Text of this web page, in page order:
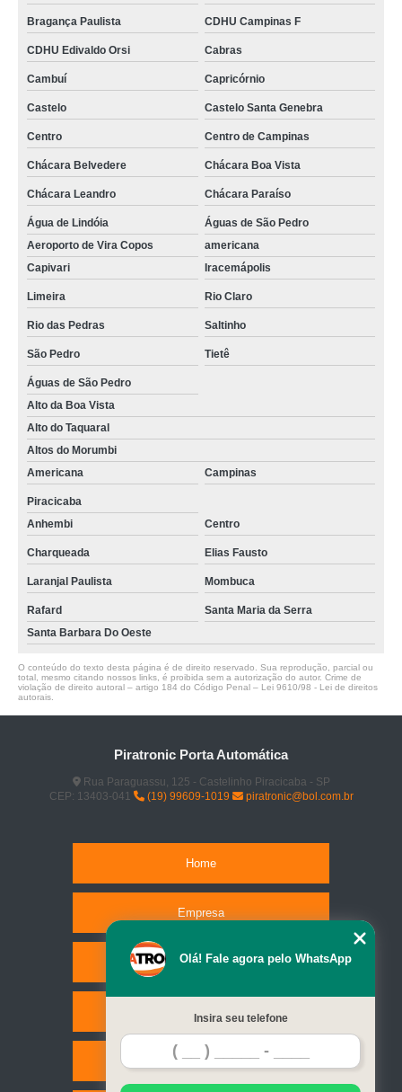
Bragança Paulista CDHU Campinas F
CDHU Edivaldo Orsi Cabras
Cambuí Capricórnio
Castelo Castelo Santa Genebra
Centro Centro de Campinas
Chácara Belvedere Chácara Boa Vista
Chácara Leandro Chácara Paraíso
Água de Lindóia
Águas de São Pedro
Aeroporto de Vira Copos
americana
Capivari
Iracemápolis
Limeira Rio Claro
Rio das Pedras Saltinho
São Pedro Tietê
Águas de São Pedro
Alto da Boa Vista
Alto do Taquaral
Altos do Morumbi
Americana
Campinas
Piracicaba
Anhembi
Centro
Charqueada Elias Fausto
Laranjal Paulista Mombuca
Rafard
Santa Maria da Serra
Santa Barbara Do Oeste
O conteúdo do texto desta página é de direito reservado. Sua reprodução, parcial ou
total, mesmo citando nossos links, é proibida sem a autorização do autor. Crime de
violação de direito autoral – artigo 184 do Código Penal – Lei 9610/98 - Lei de direitos
autorais
Piratronic Porta Automática
Rua Paraguassu, 125 - Castelinho Piracicaba - SP
CEP: 13403-041
(19) 99609-1019 piratronic@bol.com.br
Home
Empresa
Missão
Serviços
Contato
Olá! Fale agora pelo WhatsApp
Insira seu telefone